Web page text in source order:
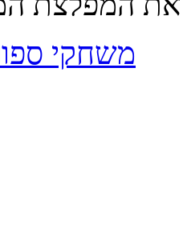
משחקי